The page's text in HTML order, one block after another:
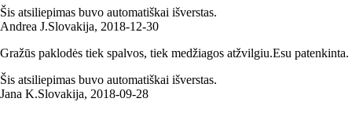
Šis atsiliepimas buvo automatiškai išverstas.
Andrea J.Slovakija, 2018‑12‑30
Gražūs paklodės tiek spalvos, tiek medžiagos atžvilgiu.Esu patenkinta.
Šis atsiliepimas buvo automatiškai išverstas.
Jana K.Slovakija, 2018‑09‑28